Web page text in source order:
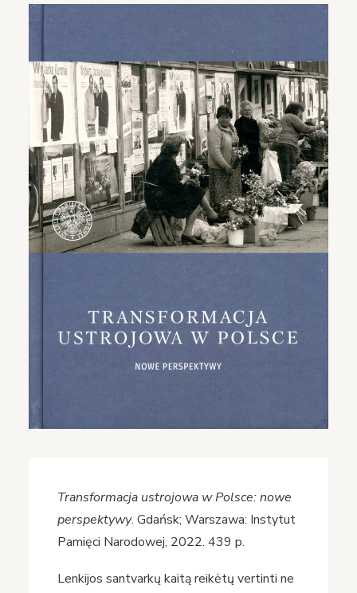
Transformacja ustrojowa w Polsce: nowe
perspektywy. Gdańsk; Warszawa: Instytut
Pamięci Narodowej, 2022. 439 p.
Lenkijos santvarkų kaitą reikėtų vertinti ne